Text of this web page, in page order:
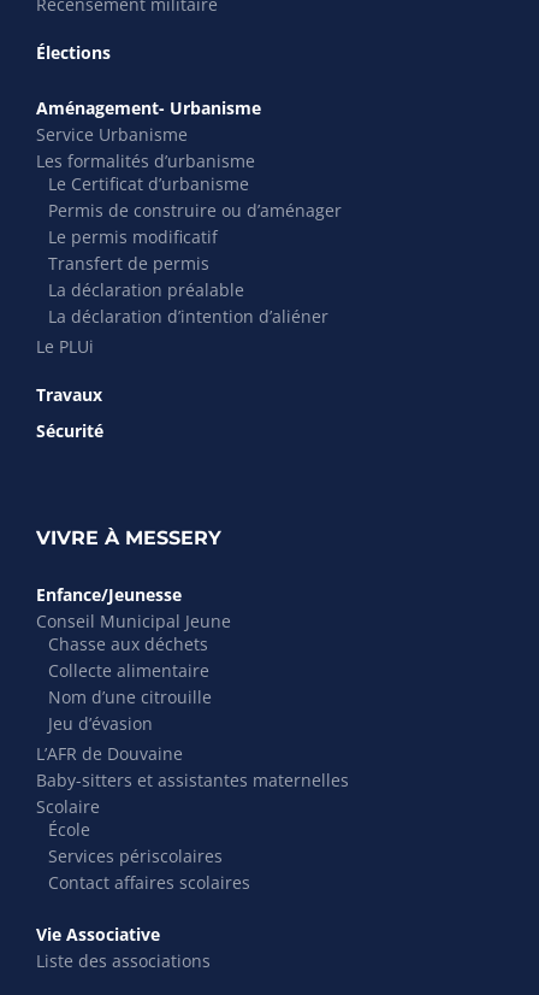
Élections
Aménagement- Urbanisme
Service Urbanisme
Les formalités d’urbanisme
Le Certificat d’urbanisme
Permis de construire ou d’aménager
Le permis modificatif
Transfert de permis
La déclaration préalable
La déclaration d’intention d’aliéner
Le PLUi
Travaux
Sécurité
VIVRE À MESSERY
Enfance/Jeunesse
Conseil Municipal Jeune
Chasse aux déchets
Collecte alimentaire
Nom d’une citrouille
Jeu d’évasion
L’AFR de Douvaine
Baby-sitters et assistantes maternelles
Scolaire
École
Services périscolaires
Contact affaires scolaires
Vie Associative
Liste des associations